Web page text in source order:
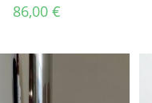
86,00 €